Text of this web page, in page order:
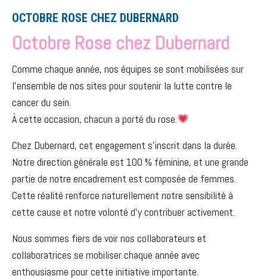
OCTOBRE ROSE CHEZ DUBERNARD
Octobre Rose chez Dubernard
Comme chaque année, nos équipes se sont mobilisées sur
l’ensemble de nos sites pour soutenir la lutte contre le
cancer du sein.
À cette occasion, chacun a porté du rose.
Chez Dubernard, cet engagement s’inscrit dans la durée.
Notre direction générale est 100 % féminine, et une grande
partie de notre encadrement est composée de femmes.
Cette réalité renforce naturellement notre sensibilité à
cette cause et notre volonté d’y contribuer activement.
Nous sommes fiers de voir nos collaborateurs et
collaboratrices se mobiliser chaque année avec
enthousiasme pour cette initiative importante.